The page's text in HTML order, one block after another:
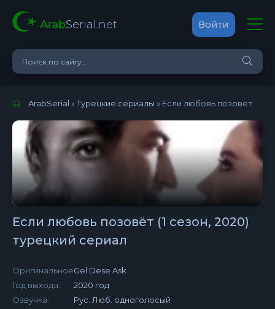
ArabSerial .net Войти
ArabSerial »Турецкие сериалы » Если любовь позовёт
Если любовь позовёт (1 сезон, 2020)
турецкий сериал
Оригинальное:Gel Dese Ask
Год выхода:
2020 год
Озвучка:
Рус. Люб. одноголосый